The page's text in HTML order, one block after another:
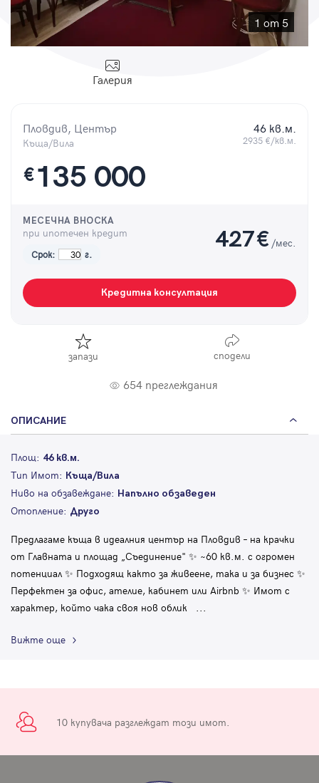
1 от 5
Галерия
Пловдив, Център
Къща/Вила
46 кв.м.
2935 €/кв.м.
€135 000
МЕСЕЧНА ВНОСКА
при ипотечен кредит
Срок: г.
427€ /мес.
Кредитна консултация
запази сподели
654 преглеждания
ОПИСАНИЕ
Площ: 46 кв.м.
Тип Имот: Къща/Вила
Ниво на обзавеждане: Напълно обзаведен
Отопление: Друго
Предлагаме къща в идеалния център на Пловдив – на крачки
от Главната и площад „Съединение" ✨ ~60 кв.м. с огромен
потенциал ✨ Подходящ както за живеене, така и за бизнес ✨
Перфектен за офис, ателие, кабинет или Airbnb ✨ Имот с
характер, който чака своя нов облик ...
Вижте още
10 купувача разглеждат този имот.
Парола
Регистрация